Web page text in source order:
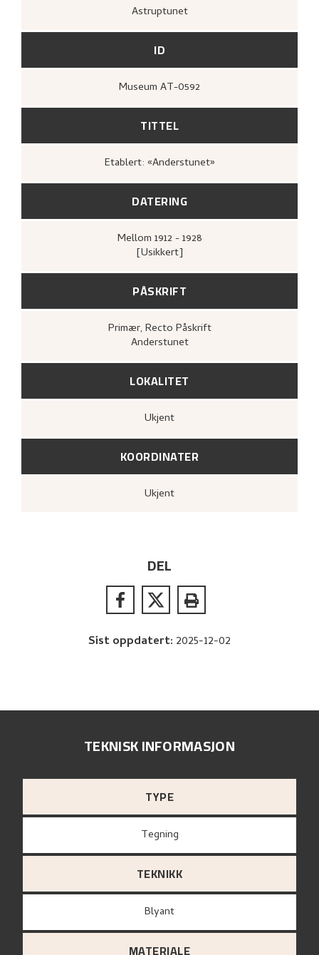
Astruptunet
ID
Museum AT-0592
TITTEL
Etablert: «Anderstunet»
DATERING
Mellom 1912 - 1928
[Usikkert]
PÅSKRIFT
Primær, Recto Påskrift
Anderstunet
LOKALITET
Ukjent
KOORDINATER
Ukjent
DEL
Sist oppdatert: 2025-12-02
TEKNISK INFORMASJON
TYPE
Tegning
TEKNIKK
Blyant